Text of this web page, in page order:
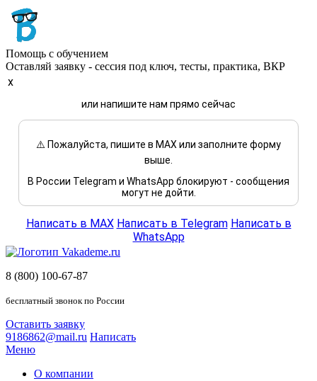
Помощь с обучением
Оставляй заявку - сессия под ключ, тесты, практика, ВКР
x
или напишите нам прямо сейчас
⚠️ Пожалуйста, пишите в MAX или заполните форму
выше.
В России Telegram и WhatsApp блокируют - сообщения
могут не дойти.
Написать в MAX Написать в Telegram Написать в
WhatsApp
8 (800) 100-67-87
бесплатный звонок по России
Оставить заявку
9186862@mail.ru Написать
Меню
О компании